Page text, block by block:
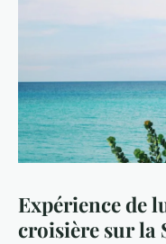
Expérience de
croisière sur la